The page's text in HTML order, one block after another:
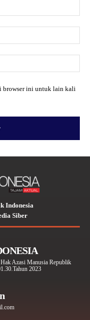
browser ini untuk lain kali
Indonesia
Siber
Azasi Manusia Republik
2023